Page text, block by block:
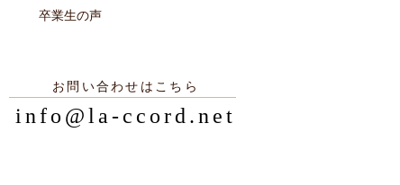
卒業生の声
お問い合わせはこちら
info@la-ccord.net